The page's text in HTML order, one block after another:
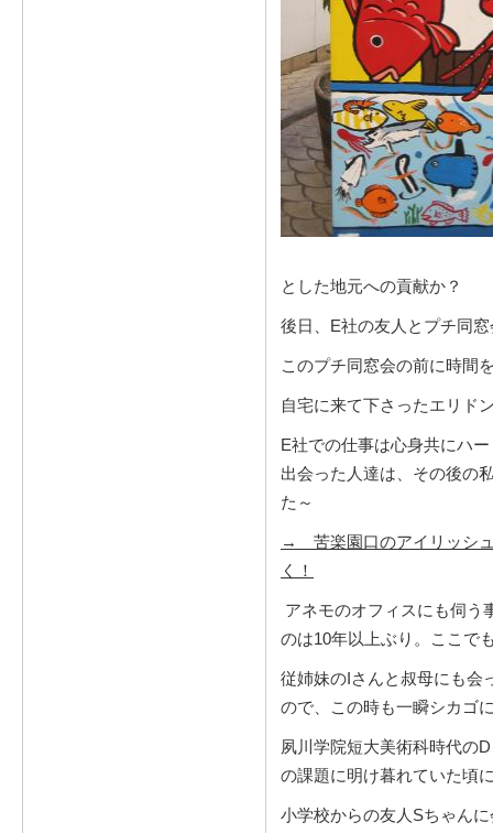
とした地元への貢献か？
後日、E社の友人とプチ同
このプチ同窓会の前に時間
自宅に来て下さったエリド
E社での仕事は心身共にハ
出会った人達は、その後の
た～
→ 苦楽園口のアイリッ
く！
アネモのオフィスにも伺う
のは10年以上ぶり。ここで
従姉妹のIさんと叔母にも会
ので、この時も一瞬シカゴ
夙川学院短大美術科時代の
の課題に明け暮れていた頃
小学校からの友人Sちゃん